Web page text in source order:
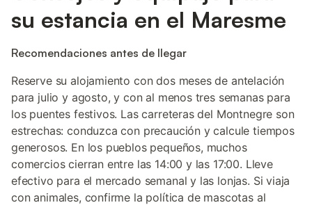
su estancia en el Maresme
Recomendaciones antes de llegar
Reserve su alojamiento con dos meses de antelación
para julio y agosto, y con al menos tres semanas para
los puentes festivos. Las carreteras del Montnegre son
estrechas: conduzca con precaución y calcule tiempos
generosos. En los pueblos pequeños, muchos
comercios cierran entre las 14:00 y las 17:00. Lleve
efectivo para el mercado semanal y las lonjas. Si viaja
con animales, confirme la política de mascotas al